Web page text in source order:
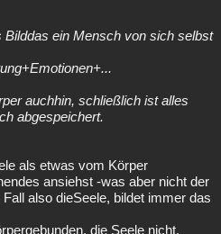
Bilddas ein Mensch von sich selbst
auchhin, schließlich ist alles
abgespeichert.
als etwas vom Körper
ansiehst -was aber nicht der
also dieSeele, bildet immer das
die Seele nicht.